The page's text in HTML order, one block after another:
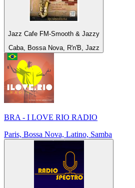
Jazz Cafe FM-Smooth & Jazzy
Caba, Bossa Nova, R'n'B, Jazz
BRA - I LOVE RIO RADIO
Paris, Bossa Nova, Latino, Samba